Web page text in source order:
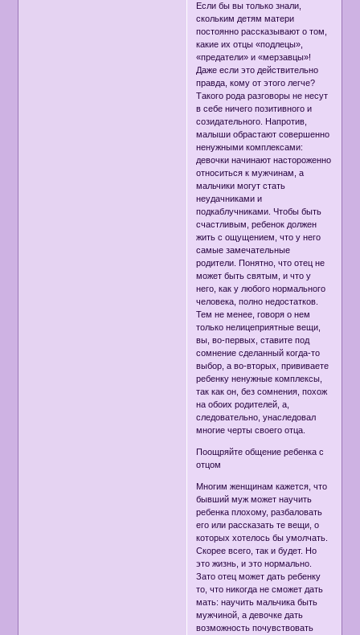
Если бы вы только знали,
скольким детям матери
постоянно рассказывают о том,
какие их отцы «подлецы»,
«предатели» и «мерзавцы»!
Даже если это действительно
правда, кому от этого легче?
Такого рода разговоры не несут
в себе ничего позитивного и
созидательного. Напротив,
малыши обрастают совершенно
ненужными комплексами:
девочки начинают настороженно
относиться к мужчинам, а
мальчики могут стать
неудачниками и
подкаблучниками. Чтобы быть
счастливым, ребенок должен
жить с ощущением, что у него
самые замечательные
родители. Понятно, что отец не
может быть святым, и что у
него, как у любого нормального
человека, полно недостатков.
Тем не менее, говоря о нем
только нелицеприятные вещи,
вы, во-первых, ставите под
сомнение сделанный когда-то
выбор, а во-вторых, прививаете
ребенку ненужные комплексы,
так как он, без сомнения, похож
на обоих родителей, а,
следовательно, унаследовал
многие черты своего отца.
Поощряйте общение ребенка с
отцом
Многим женщинам кажется, что
бывший муж может научить
ребенка плохому, разбаловать
его или рассказать те вещи, о
которых хотелось бы умолчать.
Скорее всего, так и будет. Но
это жизнь, и это нормально.
Зато отец может дать ребенку
то, что никогда не сможет дать
мать: научить мальчика быть
мужчиной, а девочке дать
возможность почувствовать